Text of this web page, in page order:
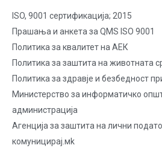
ISO, 9001 сертификација; 2015
Прашања и анкета за QMS ISO 9001
Политика за квалитет на AЕК
Политика за заштита на животната
Политика за здравје и безбедност
Министерство за информатичко
администрација
Агенција за заштита на лични
комуницирај.мk